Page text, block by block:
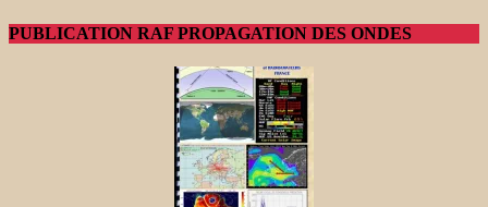
PUBLICATION RAF PROPAGATION DES ONDES